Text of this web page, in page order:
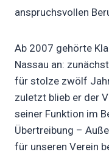
anspruchsvollen
Ab 2007 gehörte
Nassau an:
für stolze zwölf
zuletzt blieb er der
seiner Funktion im
Übertreibung –
für unseren Verein